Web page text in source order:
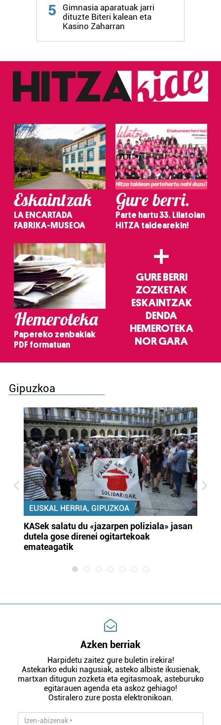
fitxategiak erabiltzen ditu. Zure esperientzia eta
zerbitzuak hobetzeko asmoz, cookie teknologiaz
irakurri
5
Gimnasia aparatuak jarri
dituzte Biteri kalean eta
Kasino Zaharran
Eskaintzak
LA ENCARTADA
FABRIKA-MUSEOA
Gure berri.
Parte hartu 33. Lilatoian
HITZA taldearekin!
Hemeroteka
Papereko zenbakiak
PDF formatuan
+
GURE BERRI
ZOZKETAK
ESKAINTZAK
DENDA
HEMEROTEKA
NOR GARA
Gipuzkoa
EUSKAL HERRIA, GIPUZKOA
KASek salatu du «jazarpen poliziala» jasan
dutela gose direnei ogitartekoak
emateagatik
Azken berriak
Harpidetu zaitez gure buletin irekira!
Astekarko eduki nagusiak, asteko albiste ikusienak,
martxan ditugun zozketa eta egitasmoak, asteburuko
egitarauen agenda eta askoz gehiago!
Ostiralero zure posta elektronikoan.